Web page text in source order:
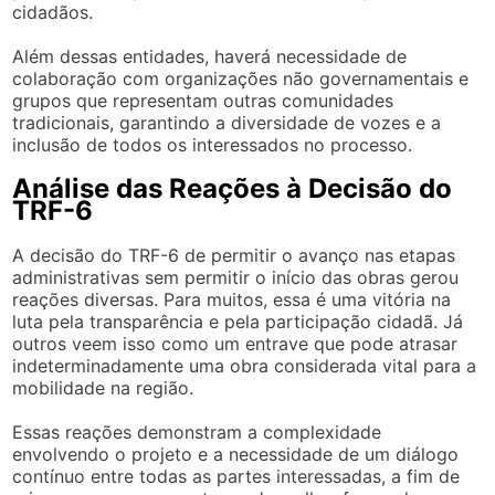
cidadãos.
Além dessas entidades, haverá necessidade de
colaboração com organizações não governamentais e
grupos que representam outras comunidades
tradicionais, garantindo a diversidade de vozes e a
inclusão de todos os interessados no processo.
Análise das Reações à Decisão do
TRF-6
A decisão do TRF-6 de permitir o avanço nas etapas
administrativas sem permitir o início das obras gerou
reações diversas. Para muitos, essa é uma vitória na
luta pela transparência e pela participação cidadã. Já
outros veem isso como um entrave que pode atrasar
indeterminadamente uma obra considerada vital para a
mobilidade na região.
Essas reações demonstram a complexidade
envolvendo o projeto e a necessidade de um diálogo
contínuo entre todas as partes interessadas, a fim de